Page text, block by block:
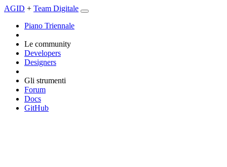
AGID + Team Digitale
Piano Triennale
Le community
Developers
Designers
Gli strumenti
Forum
Docs
GitHub